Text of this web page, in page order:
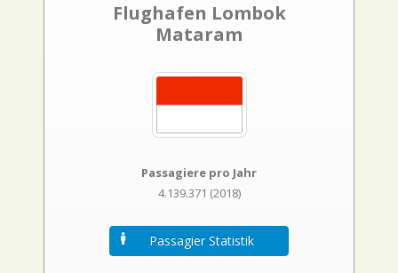
Flughafen Lombok
Mataram
Passagiere pro Jahr
4.139.371 (2018)
Passagier Statistik